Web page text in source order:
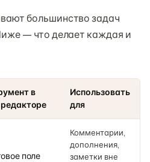
большинство задач
— что делает каждая и
в
Использовать
для
поле
Комментарии,
дополнения,
заметки вне